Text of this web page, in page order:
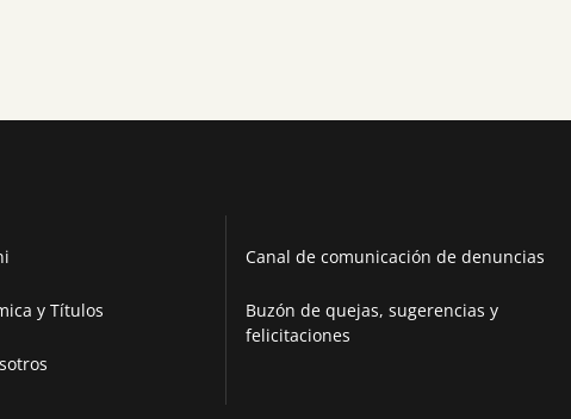
y Títulos
Canal de comunicación de denuncias
Buzón de quejas, sugerencias y
felicitaciones